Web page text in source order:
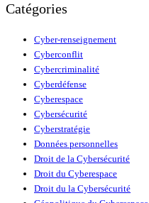
Catégories
Cyber-renseignement
Cyberconflit
Cybercriminalité
Cyberdéfense
Cyberespace
Cybersécurité
Cyberstratégie
Données personnelles
Droit de la Cybersécurité
Droit du Cyberespace
Droit du la Cybersécurité